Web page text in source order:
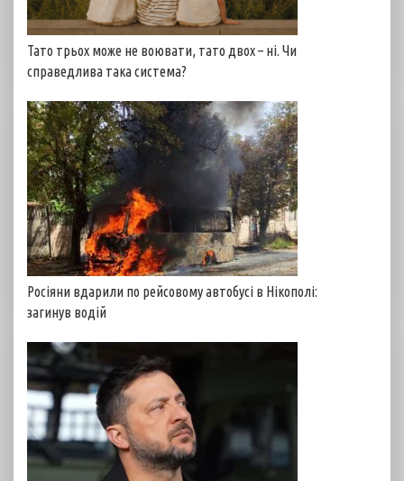
Тато трьох може не воювати, тато двох – ні. Чи
справедлива така система?
Росіяни вдарили по рейсовому автобусі в Нікополі:
загинув водій